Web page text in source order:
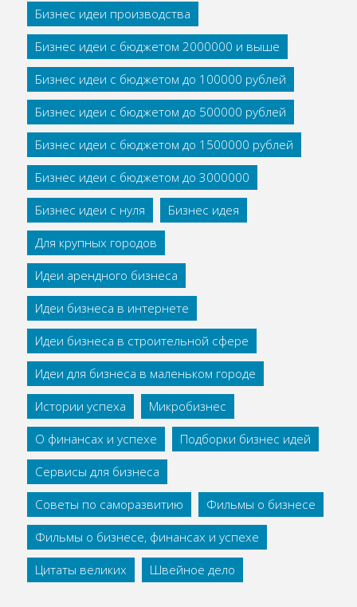
Бизнес идеи производства
Бизнес идеи с бюджетом 2000000 и выше
Бизнес идеи с бюджетом до 100000 рублей
Бизнес идеи с бюджетом до 500000 рублей
Бизнес идеи с бюджетом до 1500000 рублей
Бизнес идеи с бюджетом до 3000000
Бизнес идеи с нуля
Бизнес идея
Для крупных городов
Идеи арендного бизнеса
Идеи бизнеса в интернете
Идеи бизнеса в строительной сфере
Идеи для бизнеса в маленьком городе
Истории успеха
Микробизнес
О финансах и успехе
Подборки бизнес идей
Сервисы для бизнеса
Советы по саморазвитию
Фильмы о бизнесе
Фильмы о бизнесе, финансах и успехе
Цитаты великих
Швейное дело